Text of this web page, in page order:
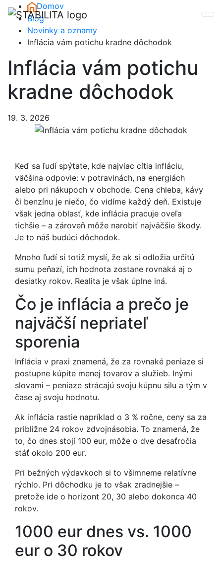
Skip to main content
Domov
Blog
Novinky a oznamy
Inflácia vám potichu kradne dôchodok
Inflácia vám potichu
kradne dôchodok
19. 3. 2026
Keď sa ľudí spýtate, kde najviac cítia infláciu,
väčšina odpovie: v potravinách, na energiách
alebo pri nákupoch v obchode. Cena chleba, kávy
či benzínu je niečo, čo vidíme každý deň. Existuje
však jedna oblasť, kde inflácia pracuje oveľa
tichšie – a zároveň môže narobiť najväčšie škody.
Je to náš budúci dôchodok.
Mnoho ľudí si totiž myslí, že ak si odložia určitú
sumu peňazí, ich hodnota zostane rovnaká aj o
desiatky rokov. Realita je však úplne iná.
Čo je inflácia a prečo je
najväčší nepriateľ
sporenia
Inflácia v praxi znamená, že za rovnaké peniaze si
postupne kúpite menej tovarov a služieb. Inými
slovami – peniaze strácajú svoju kúpnu silu a tým v
čase aj svoju hodnotu.
Ak inflácia rastie napríklad o 3 % ročne, ceny sa za
približne 24 rokov zdvojnásobia. To znamená, že
to, čo dnes stojí 100 eur, môže o dve desaťročia
stáť okolo 200 eur.
Pri bežných výdavkoch si to všimneme relatívne
rýchlo. Pri dôchodku je to však zradnejšie –
pretože ide o horizont 20, 30 alebo dokonca 40
rokov.
1000 eur dnes vs. 1000
eur o 30 rokov